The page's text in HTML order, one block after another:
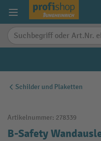
springen
Schilder und Plaketten
Artikelnummer: 278339
B-Safety